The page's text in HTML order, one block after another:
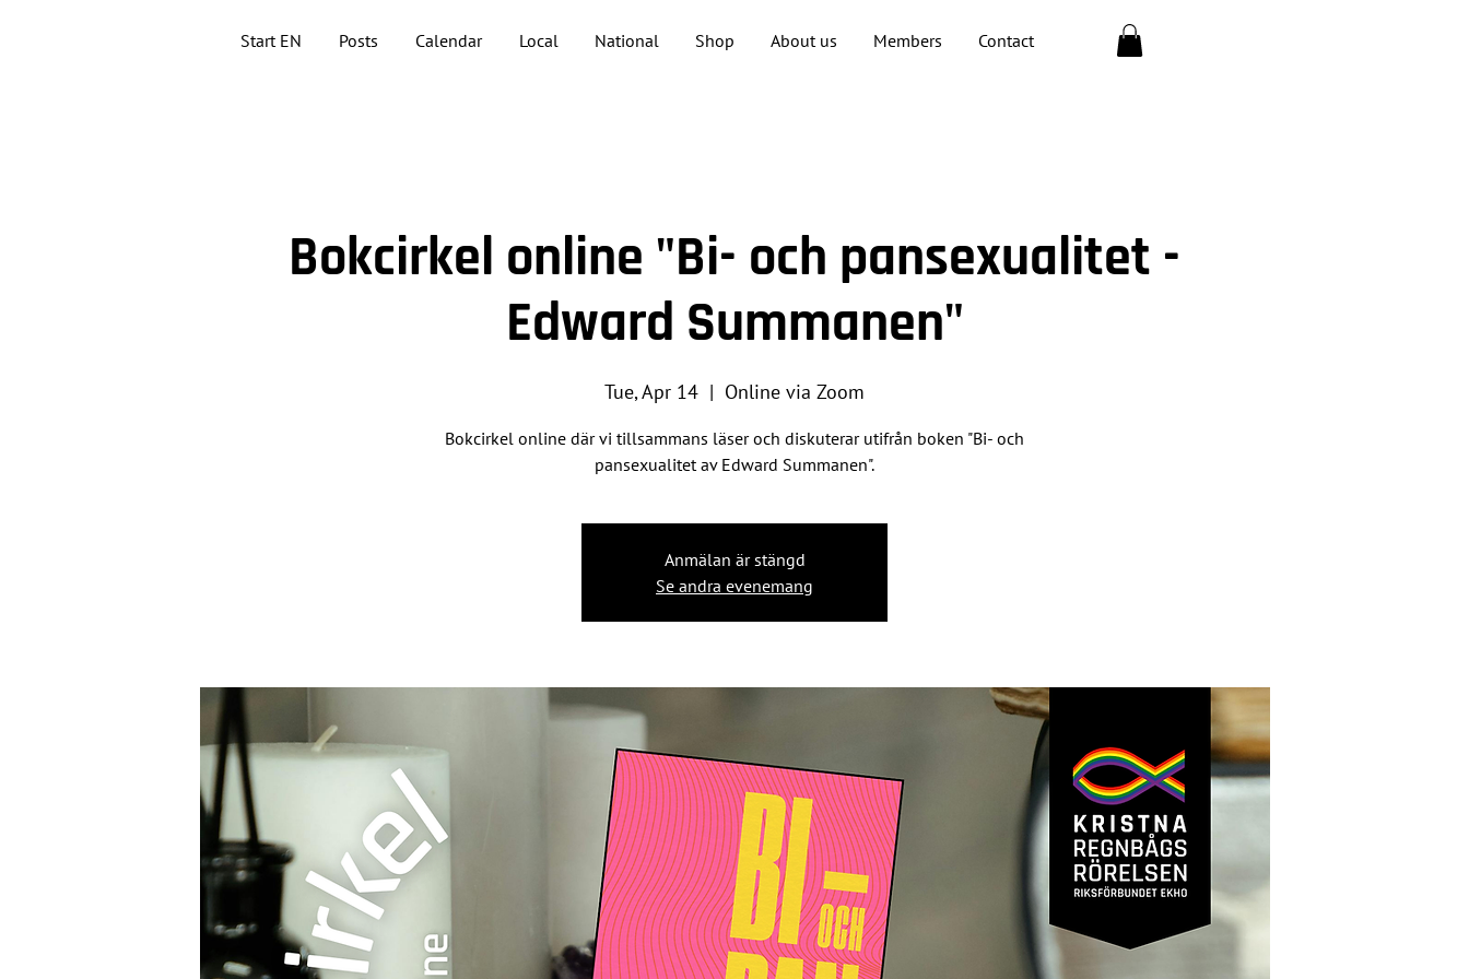
Start EN Posts Calendar Local National Shop About us Members Contact
Bokcirkel online "Bi- och pansexualitet -
Edward Summanen"
Tue, Apr 14
  |
Online via Zoom
Bokcirkel online där vi tillsammans läser och diskuterar utifrån boken "Bi- och
pansexualitet av Edward Summanen".
Anmälan är stängd
Se andra evenemang